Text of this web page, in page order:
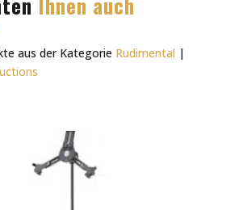
aus der Kategorie Rudimental |